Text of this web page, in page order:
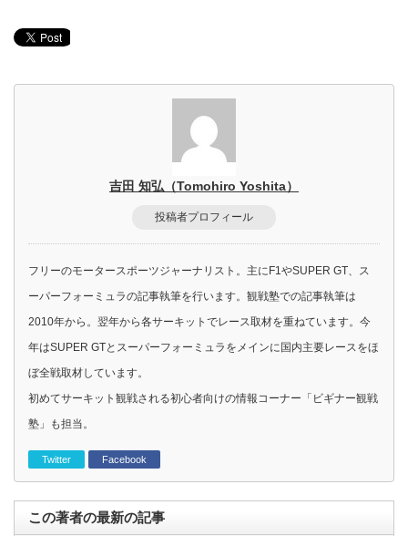
吉田 知弘（Tomohiro Yoshita）
投稿者プロフィール
フリーのモータースポーツジャーナリスト。主にF1やSUPER GT、ス
ーパーフォーミュラの記事執筆を行います。観戦塾での記事執筆は
2010年から。翌年から各サーキットでレース取材を重ねています。今
年はSUPER GTとスーパーフォーミュラをメインに国内主要レースをほ
ぼ全戦取材しています。
初めてサーキット観戦される初心者向けの情報コーナー「ビギナー観戦
塾」も担当。
Twitter Facebook
この著者の最新の記事